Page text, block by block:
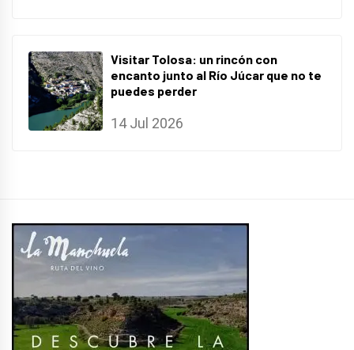
Visitar Tolosa: un rincón con
encanto junto al Río Júcar que no te
puedes perder
14 Jul 2026